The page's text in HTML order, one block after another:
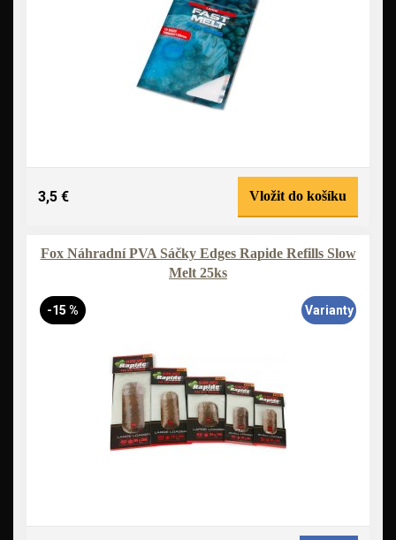
3,5 € Vložit do košíku
Fox Náhradní PVA Sáčky Edges Rapide Refills Slow
Melt 25ks
-15 % Varianty